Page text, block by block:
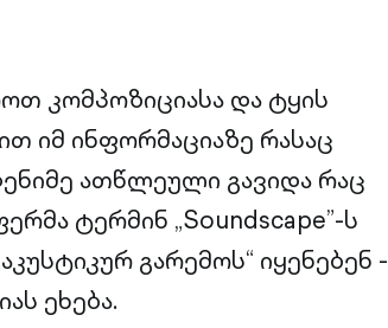
კომპოზიციასა და ტყის
იმ ინფორმაციაზე რასაც
ათწლეული გავიდა რაც
ტერმინ „Soundscape”-ს
გარემოს“ იყენებენ -
ეხება.